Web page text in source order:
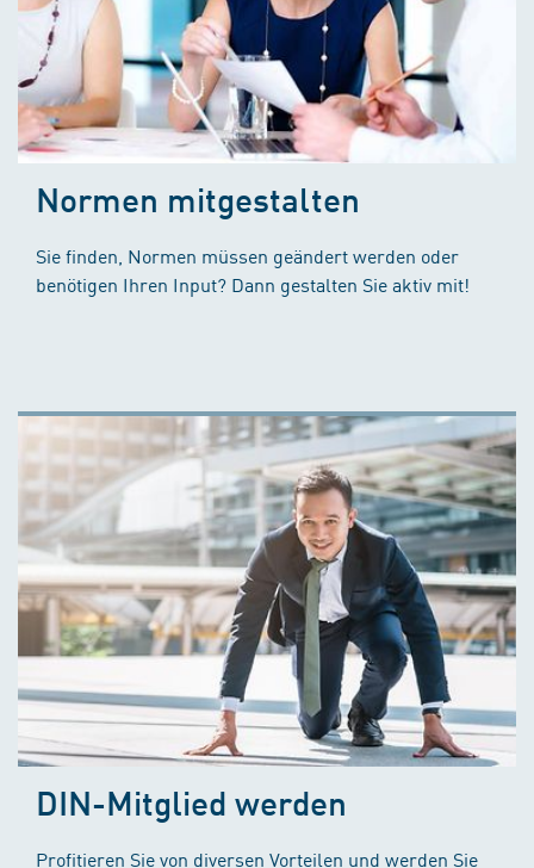
Normen mitgestalten
Sie finden, Normen müssen geändert werden oder
benötigen Ihren Input? Dann gestalten Sie aktiv mit!
DIN-Mitglied werden
Profitieren Sie von diversen Vorteilen und werden Sie